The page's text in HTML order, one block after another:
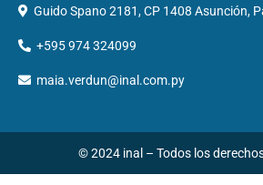
Guido Spano 2181, CP 1408 Asunción,
+595 974 324099
maia.verdun@inal.com.py
© 2024 inal – Todos los